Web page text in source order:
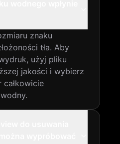
znaku
tła. Aby
użyj pliku
jakości i wybierz
całkowicie